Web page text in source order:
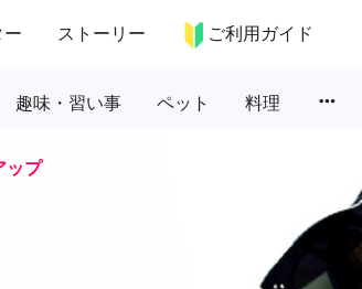
ー ストーリー ご利用ガイド
趣味・習い事 ペット 料理 more_horiz
ップ